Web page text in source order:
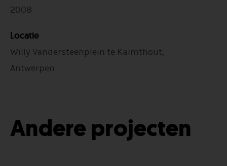
2008
Locatie
Willy Vandersteenplein te Kalmthout,
Antwerpen
Andere projecten